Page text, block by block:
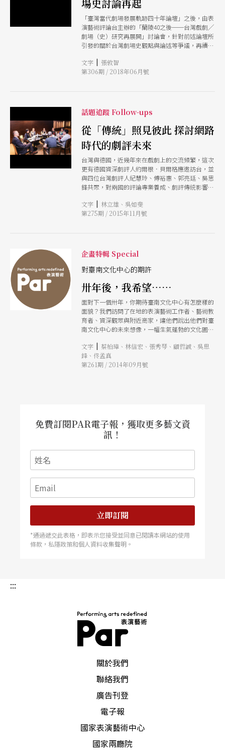
場史討論再起
「臺灣當代劇場發展軌跡四十年論壇」之後，由表
演藝術評論台主辦的「蘭陵40之後──台灣戲劇╱
劇場（史）研究再展開」討論會，針對前述論壇所
引發的關於台灣劇場史觀點與論述等爭議，再續討
場參與者各抒看法，熱烈辯論之間，台灣劇場研究
在眾人背影裡，仍留下許多問題等待研究與解答。
文字 | 張敦智
第306期 / 2018年06月號
話題追蹤 Follow-ups
從「傳統」照見彼此 探討網路
時代的劇評未來
台灣與德國，近幾年來在戲劇上的交流頻繁，這次
更有德國資深劇評人約爾根．貝爾格應邀訪台，並
與四位台灣劇評人紀慧玲、傅裕惠、郭亮廷、吳思
鋒共聚，對兩國的評論專業養成、劇評傳統影響，
流。
文字 | 林立雄、吳如斐
第275期 / 2015年11月號
企畫特輯 Special
對臺南文化中心的期許
卅年後，我希望……
面對下一個卅年，你期待臺南文化中心有怎麼樣的
面貌？我們訪問了在地的表演藝術工作者、藝術教
育者、資深觀眾與附近商家，讓他們說出他們對臺
南文化中心的未來想像，一幅生氣蓬勃的文化圖
文字 | 蔡柏璋、林信宏、張秀琴、顧哲誠、吳思
鋒、佟孟真
第261期 / 2014年09月號
免費訂閱PAR電子報，獲取更多藝文資
訊！
立即訂閱
*通過遞交此表格，即表示您接受並同意已閱讀本網站的使用
條款，私隱政策和個人資料收集聲明。
:::
關於我們
聯絡我們
廣告刊登
電子報
國家表演藝術中心
國家兩廳院